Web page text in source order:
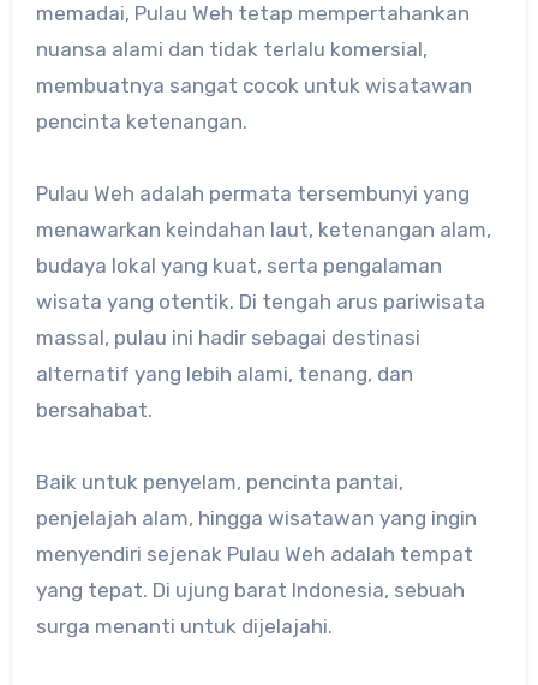
memadai, Pulau Weh tetap mempertahankan
nuansa alami dan tidak terlalu komersial,
membuatnya sangat cocok untuk wisatawan
pencinta ketenangan.
Pulau Weh adalah permata tersembunyi yang
menawarkan keindahan laut, ketenangan alam,
budaya lokal yang kuat, serta pengalaman
wisata yang otentik. Di tengah arus pariwisata
massal, pulau ini hadir sebagai destinasi
alternatif yang lebih alami, tenang, dan
bersahabat.
Baik untuk penyelam, pencinta pantai,
penjelajah alam, hingga wisatawan yang ingin
menyendiri sejenak Pulau Weh adalah tempat
yang tepat. Di ujung barat Indonesia, sebuah
surga menanti untuk dijelajahi.